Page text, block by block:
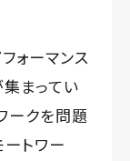
ォーマンス
まってい
ークを問題
ートワー